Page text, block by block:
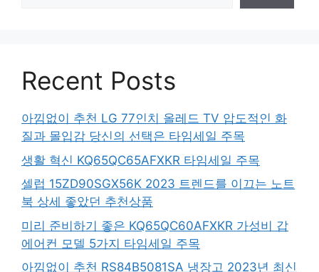
Recent Posts
아낌없이 추천 LG 77인치 올레드 TV 압도적인 화
질과 몰입감 당신의 선택은 타임세일 주목
생활 혁신 KQ65QC65AFXKR 타임세일 주목
셀럽 15ZD90SGX56K 2023 트렌드를 이끄는 노트
북 상세 좋았던 추천상품
미리 준비하기 좋은 KQ65QC60AFXKR 가성비 갑
에어컨 모델 5가지 타임세일 주목
아낌없이 추천 RS84B5081SA 냉장고 2023년 최신